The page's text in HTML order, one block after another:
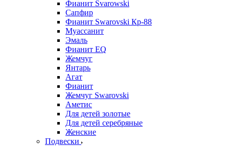
Фианит Svarowski
Сапфир
Фианит Swarovski Кр-88
Муассанит
Эмаль
Фианит EQ
Жемчуг
Янтарь
Агат
Фианит
Жемчуг Swarovski
Аметис
Для детей золотые
Для детей серебряные
Женские
Подвески